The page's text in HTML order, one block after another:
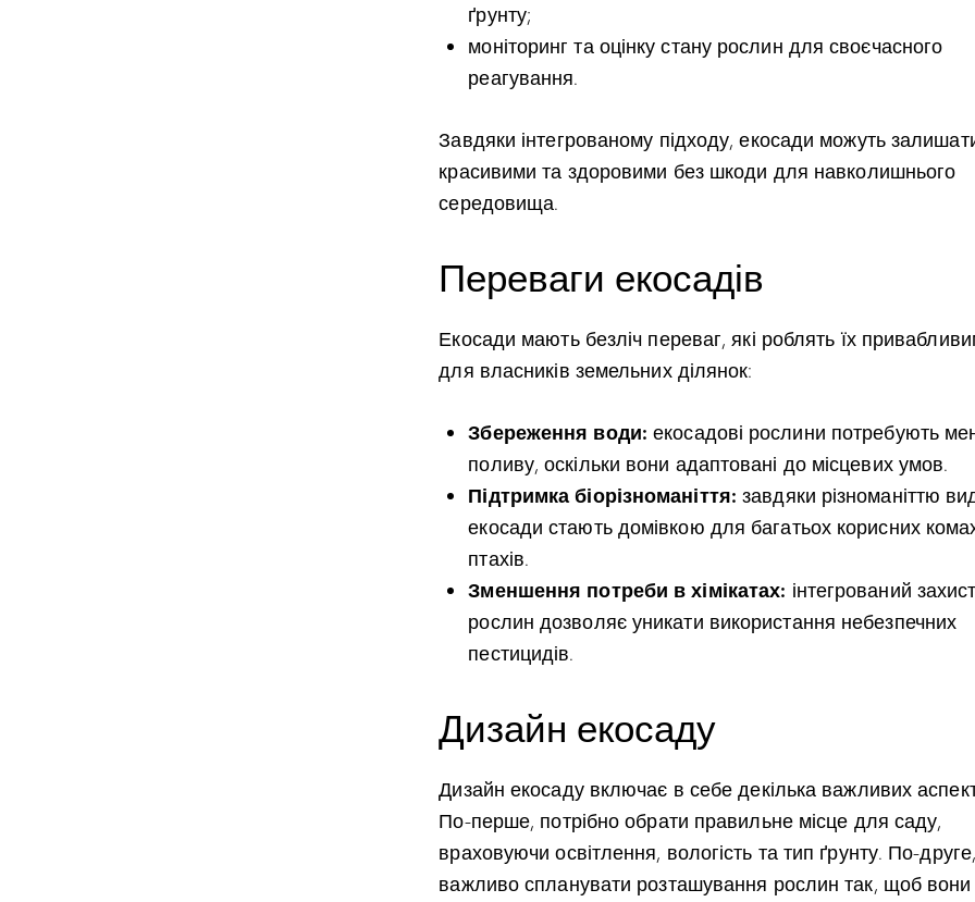
ґрунту;
моніторинг та оцінку стану рослин для своєчасного
реагування.
Завдяки інтегрованому підходу, екосади можуть
красивими та здоровими без шкоди для навколишнього
середовища.
Переваги екосадів
Екосади мають безліч переваг, які роблять їх
для власників земельних ділянок:
Збереження води: екосадові рослини потребують
поливу, оскільки вони адаптовані до місцевих умов.
Підтримка біорізноманіття: завдяки різноманіттю
екосади стають домівкою для багатьох корисних
птахів.
Зменшення потреби в хімікатах: інтегрований захист
рослин дозволяє уникати використання небезпечних
пестицидів.
Дизайн екосаду
Дизайн екосаду включає в себе декілька важливих
По-перше, потрібно обрати правильне місце для саду,
враховуючи освітлення, вологість та тип ґрунту. По-друге,
важливо спланувати розташування рослин так, щоб вони